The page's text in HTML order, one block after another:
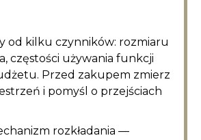
od kilku czynników: rozmiaru
częstości używania funkcji
Przed zakupem zmierz
i pomyśl o przejściach
rozkładania —